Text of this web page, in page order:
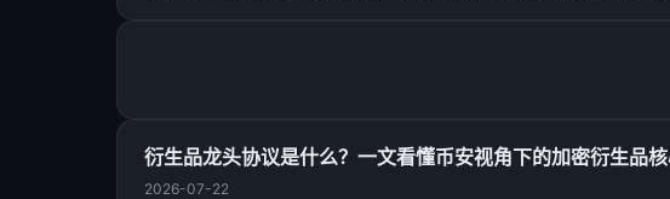
衍生品龙头协议是什么？一文看懂币安视角下的加密衍生品
2026-07-22